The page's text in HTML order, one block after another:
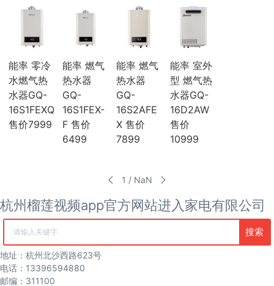
破解版榴莲视频在线下载
中广欧特斯
约克
风管机
吸顶机
冰箱
海尔冰箱
榴莲视频污版网站冰箱
TCL冰箱
松下冰箱
日立冰箱
伊莱克斯冰箱
冷柜
冰吧
能率 零冷
水燃气热
水器GQ-
16S1FEXQ
售价7999
能率 燃气
热水器
GQ-
16S1FEX-
F 售价
6499
能率 燃气
热水器
GQ-
16S2AFE
X 售价
7899
能率 室外
型 燃气热
水器GQ-
16D2AW
售价
10999
1 / NaN
杭州榴莲视频app官方网站进入家电有限公司
搜索
地址：杭州北沙西路623号
电话：13396594880
邮编：311100